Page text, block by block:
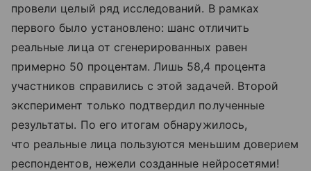
провели целый ряд исследований. В рамках
первого было установлено: шанс отличить
реальные лица от сгенерированных равен
примерно 50 процентам. Лишь 58,4 процента
участников справились с этой задачей. Второй
эксперимент только подтвердил полученные
результаты. По его итогам обнаружилось,
что реальные лица пользуются меньшим доверием
респондентов, нежели созданные нейросетями!